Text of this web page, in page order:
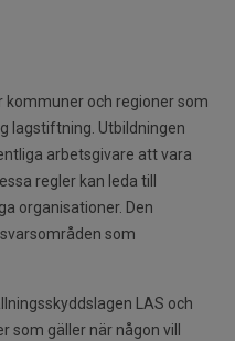
och regioner som
lagstiftning. Utbildningen
arbetsgivare att vara
regler kan leda till
organisationer. Den
som
LAS och
gäller när någon vill